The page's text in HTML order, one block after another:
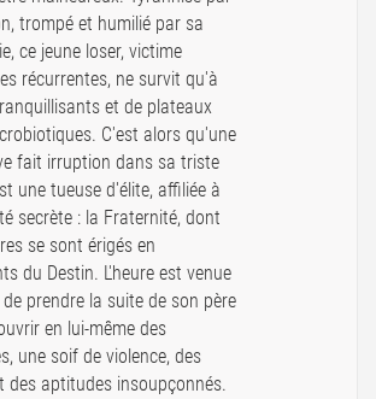
trompé et humilié par sa
ce jeune loser, victime
récurrentes, ne survit qu'à
et de plateaux
C'est alors qu'une
fait irruption dans sa triste
une tueuse d'élite, affiliée à
secrète : la Fraternité, dont
se sont érigés en
du Destin. L'heure est venue
prendre la suite de son père
en lui-même des
une soif de violence, des
des aptitudes insoupçonnés.